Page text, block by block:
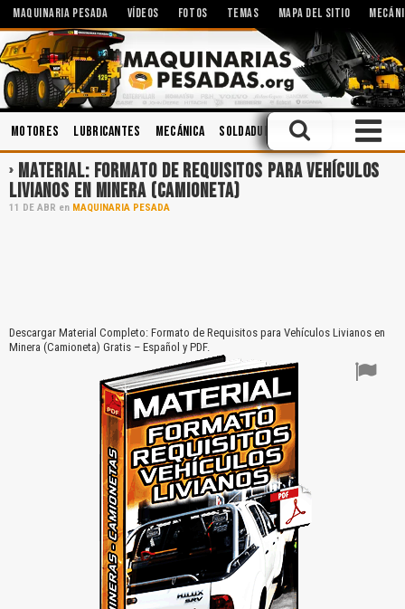
MAQUINARIA PESADA VÍDEOS FOTOS TEMAS MAPA DEL SITIO
Motores Lubricantes Mecánica Soldadura Minería Operación
MATERIAL: FORMATO DE REQUISITOS PARA VEHÍCULOS
LIVIANOS EN MINERA (CAMIONETA)
11 DE ABR en MAQUINARIA PESADA
Descargar Material Completo: Formato de Requisitos para Vehículos Livianos en
Minera (Camioneta) Gratis – Español y PDF.